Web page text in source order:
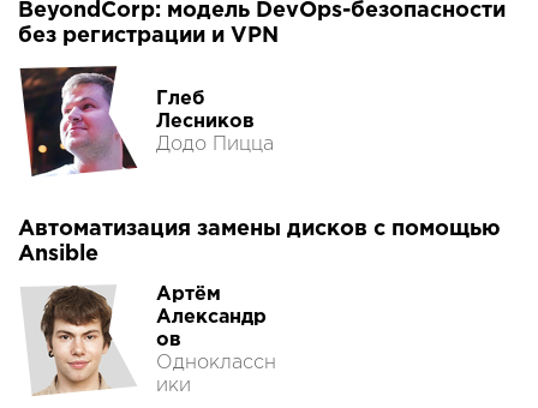
BeyondCorp: модель DevOps-безопасности
без регистрации и VPN
Глеб
Лесников
Додо Пицца
Автоматизация замены дисков с помощью
Ansible
Артём
Александр
ов
Одноклассн
ики